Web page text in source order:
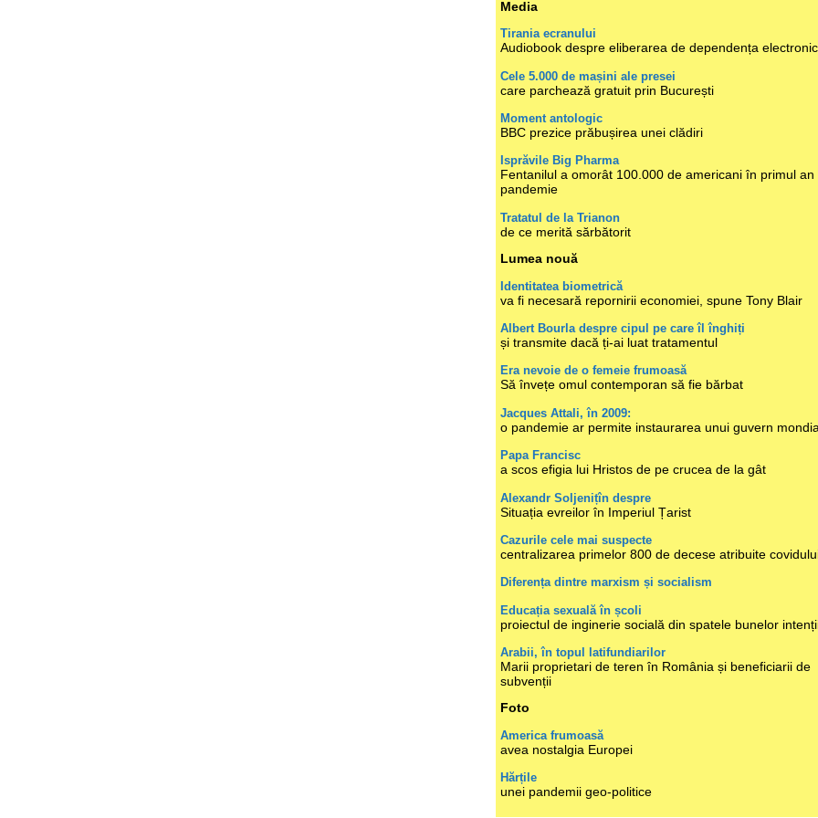
Media
Tirania ecranului
Audiobook despre eliberarea de dependența
Cele 5.000 de mașini ale presei
care parchează gratuit prin București
Moment antologic
BBC prezice prăbușirea unei clădiri
Isprăvile Big Pharma
Fentanilul a omorât 100.000 de americani în primul an
pandemie
Tratatul de la Trianon
de ce merită sărbătorit
Lumea nouă
Identitatea biometrică
va fi necesară repornirii economiei, spune Tony Blair
Albert Bourla despre cipul pe care îl înghiți
și transmite dacă ți-ai luat tratamentul
Era nevoie de o femeie frumoasă
Să învețe omul contemporan să fie bărbat
Jacques Attali, în 2009:
o pandemie ar permite instaurarea unui guvern
Papa Francisc
a scos efigia lui Hristos de pe crucea de la gât
Alexandr Soljenițîn despre
Situația evreilor în Imperiul Țarist
Cazurile cele mai suspecte
centralizarea primelor 800 de decese atribuite
Diferența dintre marxism și socialism
Educația sexuală în școli
proiectul de inginerie socială din spatele bunelor
Arabii, în topul latifundiarilor
Marii proprietari de teren în România și beneficiarii de
subvenții
Foto
America frumoasă
avea nostalgia Europei
Hărțile
unei pandemii geo-politice